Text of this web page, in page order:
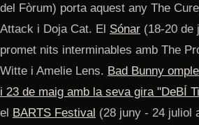
del Fòrum) porta aquest any The
Attack i Doja Cat. El Sónar (18-20 de
promet nits interminables amb The
Witte i Amelie Lens. Bad Bunny
i 23 de maig amb la seva gira "DeBÍ
el BARTS Festival (28 juny - 24 juliol